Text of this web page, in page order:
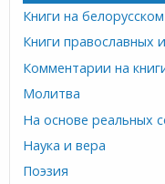
Книги на
Книги православных
Комментарии на
Молитва
На основе реальных
Наука и вера
Поэзия